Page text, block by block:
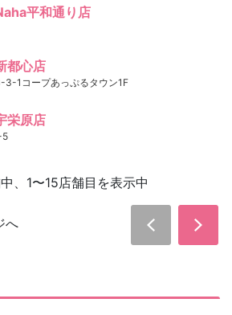
平和通り店
都心店
3-1コープあっぷるタウン1F
栄原店
5
、1〜15店舗目を表示中
へ